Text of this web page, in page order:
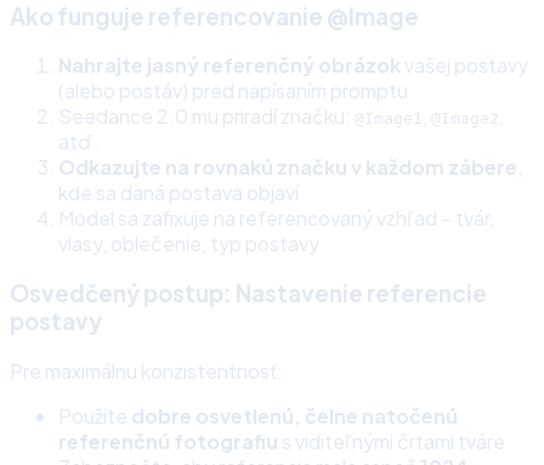
Ako funguje referencovanie @Image
Nahrajte jasný referenčný obrázokvašej postavy
(alebo postáv) pred napísaním promptu
Seedance 2.0 mu priradí značku: @Image1 , @Image2 ,
atď.
Odkazujte na rovnakú značku v každom zábere,
kde sa daná postava objaví
Model sa zafixuje na referencovaný vzhľad – tvár,
vlasy, oblečenie, typ postavy
Osvedčený postup: Nastavenie referencie
postavy
Pre maximálnu konzistentnosť:
Použite dobre osvetlenú, čelne natočenú
referenčnú fotografiu s viditeľnými črtami tváre